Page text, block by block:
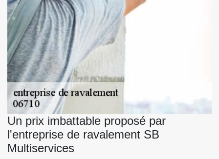
Un prix imbattable proposé par
l'entreprise de ravalement SB
Multiservices